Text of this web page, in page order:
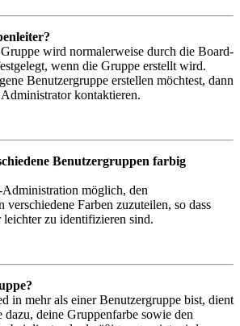
wird normalerweise durch die Board-
wenn die Gruppe erstellt wird.
Benutzergruppe erstellen möchtest, dann
kontaktieren.
Benutzergruppen farbig
möglich, den
verschiedene Farben zuzuteilen, so dass
zu identifizieren sind.
in mehr als einer Benutzergruppe bist, dient
dazu, deine Gruppenfarbe sowie den